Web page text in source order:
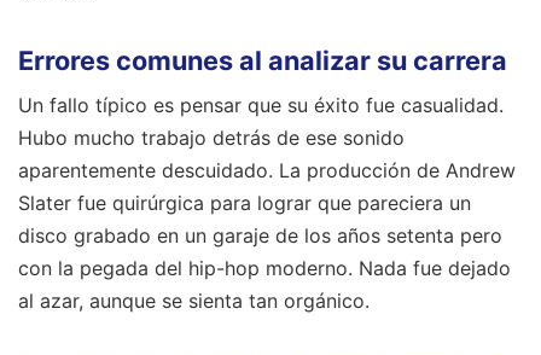
Errores comunes al analizar su carrera
Un fallo típico es pensar que su éxito fue casualidad.
Hubo mucho trabajo detrás de ese sonido
aparentemente descuidado. La producción de Andrew
Slater fue quirúrgica para lograr que pareciera un
disco grabado en un garaje de los años setenta pero
con la pegada del hip-hop moderno. Nada fue dejado
al azar, aunque se sienta tan orgánico.